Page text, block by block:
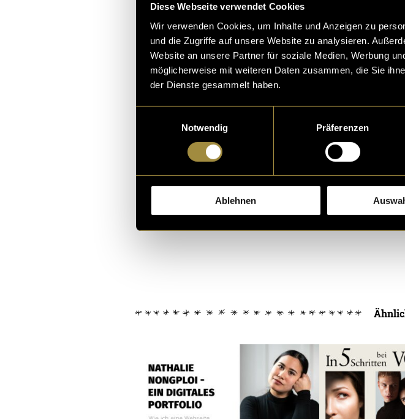
Diese Webseite verwendet Cookies
Wir verwenden Cookies, um Inhalte und Anzeigen zu
und die Zugriffe auf unsere Website zu analysieren.
Website an unsere Partner für soziale Medien, Werbung
möglicherweise mit weiteren Daten zusammen, die Sie
der Dienste gesammelt haben.
Notwendig
Präferenzen
Ablehnen
Kritik